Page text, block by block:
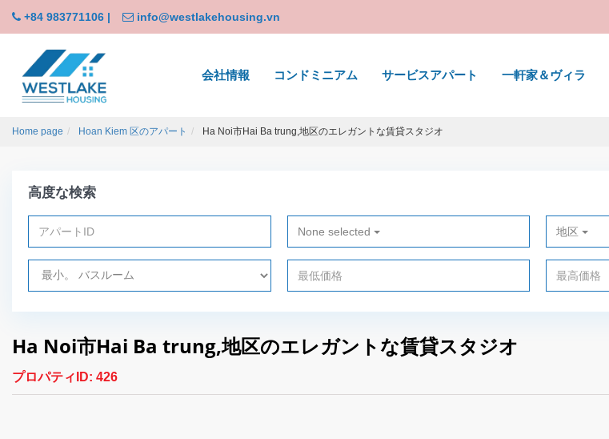
+84 983771106 | info@westlakehousing.vn
会社情報 コンドミニアム サービスアパート 一軒家＆ヴィラ
Home page Hoan Kiem 区のアパート Ha Noi市Hai Ba trung,地区のエレガントな賃貸スタジオ
高度な検索
None selected 地区
Ha Noi市Hai Ba trung,地区のエレガントな賃貸スタジオ
プロパティID: 426